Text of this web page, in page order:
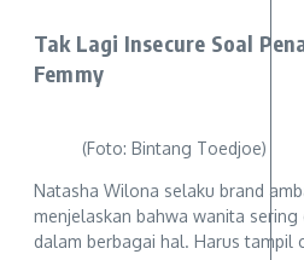
Tak Lagi Insecure Soal
Femmy
(Foto: Bintang Toedjoe)
Natasha Wilona selaku brand
menjelaskan bahwa wanita
dalam berbagai hal. Harus tampil